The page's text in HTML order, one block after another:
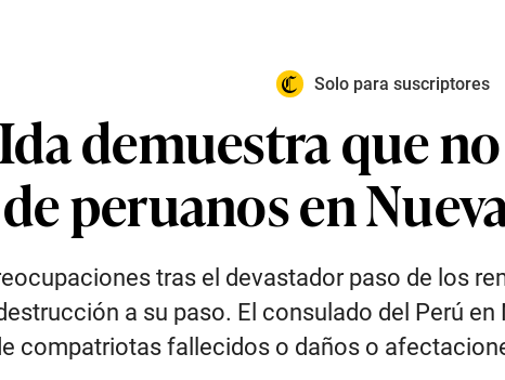
Solo para suscriptores
demuestra que
peruanos en
tras el devastador paso de los
a su paso. El consulado del Perú
compatriotas fallecidos o daños o